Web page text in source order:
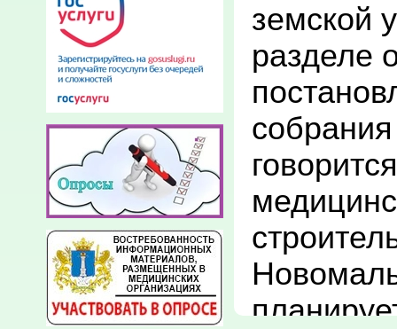
земской
разделе